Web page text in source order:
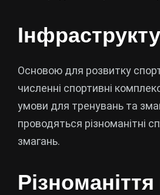
Основою для розвитку
численні спортивні
умови для тренувань та
проводяться різноманітні
змагань.